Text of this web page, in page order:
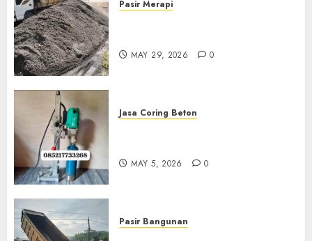
Pasir Merapi
MAY 29, 2026 0
Jasa Coring Beton
MAY 5, 2026 0
Pasir Bangunan